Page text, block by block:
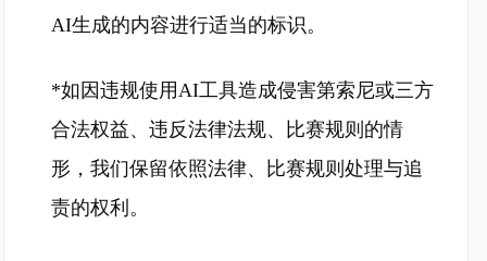
AI生成的内容进行适当的标识。
*如因违规使用AI工具造成侵害第索尼或三方
合法权益、违反法律法规、比赛规则的情
形，我们保留依照法律、比赛规则处理与追
责的权利。